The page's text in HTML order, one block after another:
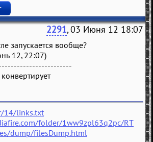
2291, 03 Июня 12 18:07
запускается вообще?
12, 22:07)
14/links.txt
folder/1ww9zpl63q2pc/RT
dump/filesDump.html